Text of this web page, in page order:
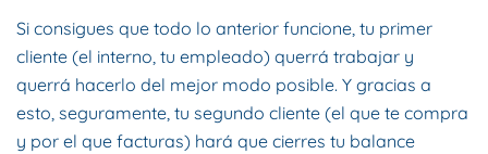
Si consigues que todo lo anterior funcione, tu primer
cliente (el interno, tu empleado) querrá trabajar y
querrá hacerlo del mejor modo posible. Y gracias a
esto, seguramente, tu segundo cliente (el que te compra
y por el que facturas) hará que cierres tu balance